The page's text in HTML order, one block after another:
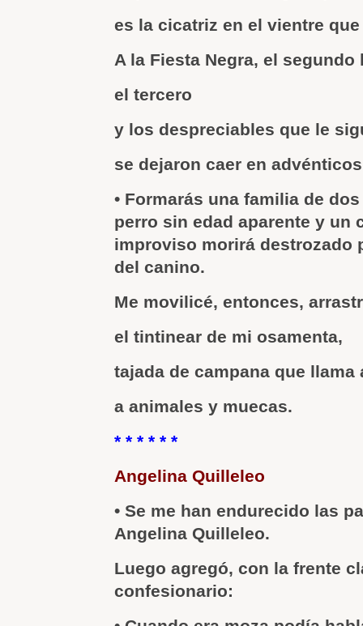
es la cicatriz en el vientre
A la Fiesta Negra, el segundo
el tercero
y los despreciables que le
se dejaron caer en
• Formarás una familia de
perro sin edad aparente y un
improviso morirá destrozado
del canino.
Me movilicé, entonces,
el tintinear de mi osamenta,
tajada de campana que llama
a animales y muecas.
* * * * * *
Angelina Quilleleo
• Se me han endurecido las
Angelina Quilleleo.
Luego agregó, con la frente
confesionario: